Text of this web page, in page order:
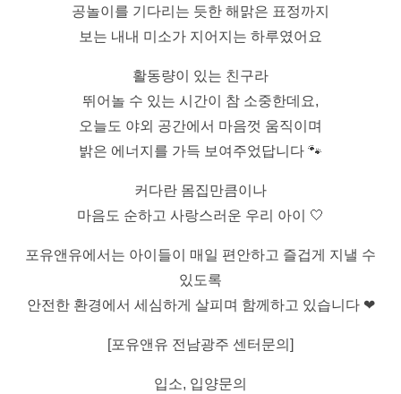
공놀이를 기다리는 듯한 해맑은 표정까지
보는 내내 미소가 지어지는 하루였어요
활동량이 있는 친구라
뛰어놀 수 있는 시간이 참 소중한데요,
오늘도 야외 공간에서 마음껏 움직이며
밝은 에너지를 가득 보여주었답니다 🐾
커다란 몸집만큼이나
마음도 순하고 사랑스러운 우리 아이 🤍
포유앤유에서는 아이들이 매일 편안하고 즐겁게 지낼 수
있도록
안전한 환경에서 세심하게 살피며 함께하고 있습니다 ❤
[포유앤유 전남광주 센터문의]
입소, 입양문의